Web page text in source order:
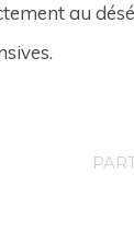
au